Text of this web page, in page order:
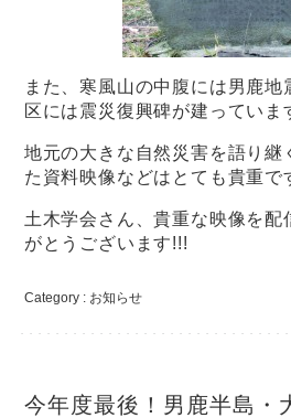
また、寒風山の中腹には男鹿
区には震災復興碑が建っていま
地元の大きな自然災害を語り継
た資料映像などはとても貴重で
土木学会さん、貴重な映像を配
がとうございます!!!
Category : お知らせ
今年度最後！男鹿半島・